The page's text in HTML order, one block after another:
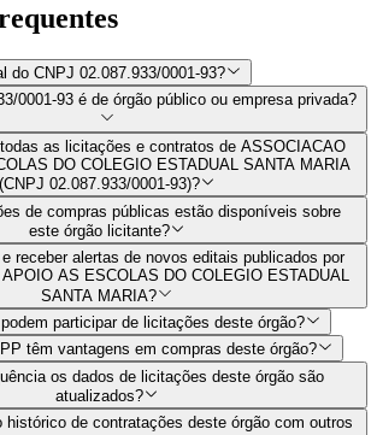
do CNPJ 02.087.933/0001-93?
0001-93 é de órgão público ou empresa privada?
as licitações e contratos de ASSOCIACAO
DO COLEGIO ESTADUAL SANTA MARIA
(CNPJ 02.087.933/0001-93)?
de compras públicas estão disponíveis sobre
este órgão licitante?
receber alertas de novos editais publicados por
AS ESCOLAS DO COLEGIO ESTADUAL
SANTA MARIA?
participar de licitações deste órgão?
têm vantagens em compras deste órgão?
os dados de licitações deste órgão são
atualizados?
histórico de contratações deste órgão com outros